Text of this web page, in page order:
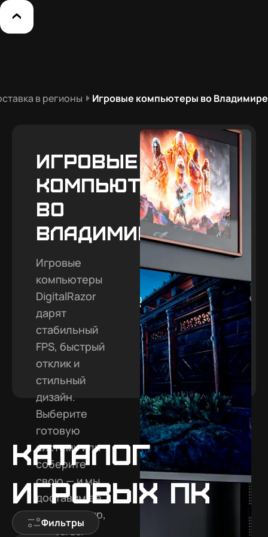
в регионы Игровые компьютеры во Владимире
Игровые
компьютеры
во
Владимире
Игровые
компьютеры
DigitalRazor
дарят
стабильный
FPS, быстрый
отклик и
стильный
дизайн.
Выберите
готовую
систему или
соберите
свою — и мы
доставим её
во Владимир,
чтобы вы
Каталог
игровых ПК
Фильтры